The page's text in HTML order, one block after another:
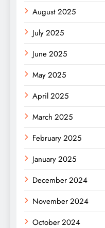
August 2025
July 2025
June 2025
May 2025
April 2025
March 2025
February 2025
January 2025
December 2024
November 2024
October 2024